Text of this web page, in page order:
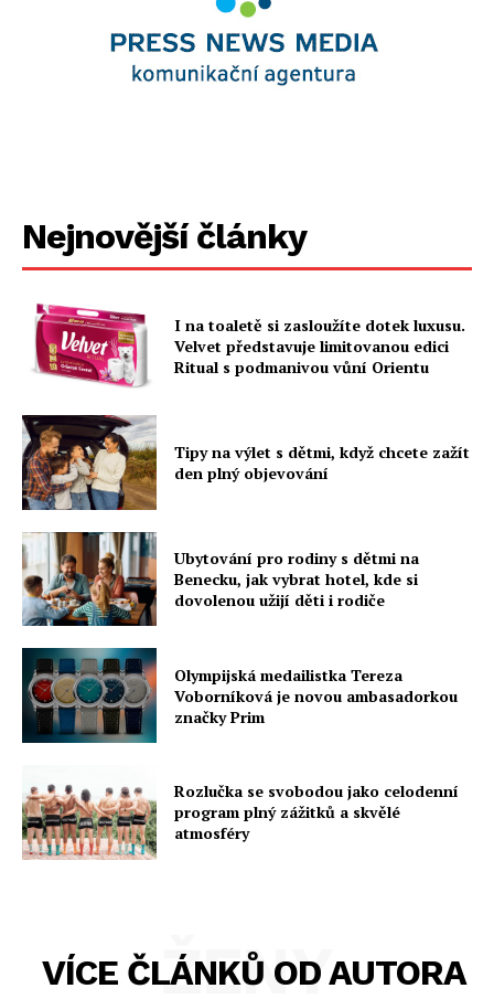
Nejnovější články
I na toaletě si zasloužíte dotek luxusu.
Velvet představuje limitovanou edici
Ritual s podmanivou vůní Orientu
Tipy na výlet s dětmi, když chcete zažít
den plný objevování
Ubytování pro rodiny s dětmi na
Benecku, jak vybrat hotel, kde si
dovolenou užijí děti i rodiče
Olympijská medailistka Tereza
Voborníková je novou ambasadorkou
značky Prim
Rozlučka se svobodou jako celodenní
program plný zážitků a skvělé
atmosféry
VÍCE ČLÁNKŮ OD AUTORA
ŽENY